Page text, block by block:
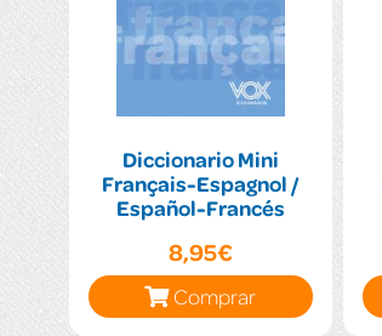
Diccionario Mini
Français-Espagnol /
Español-Francés
8,95€
Comprar